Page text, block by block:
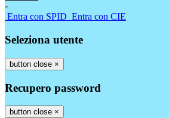
-
Entra con SPID Entra con CIE
Seleziona utente
button close ×
Recupero password
button close ×